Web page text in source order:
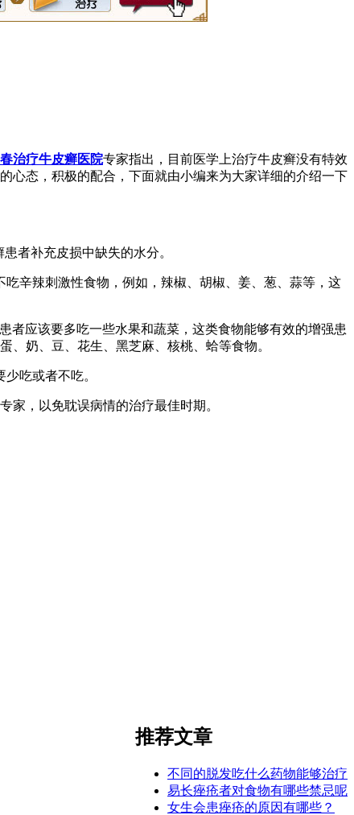
治疗牛皮癣医院专家指出，目前医学上治疗牛皮癣没有特效
心态，积极的配合，下面就由小编来为大家详细的介绍一下
者补充皮损中缺失的水分。
辛辣刺激性食物，例如，辣椒、胡椒、姜、葱、蒜等，这
者应该要多吃一些水果和蔬菜，这类食物能够有效的增强患
奶、豆、花生、黑芝麻、核桃、蛤等食物。
吃或者不吃。
家，以免耽误病情的治疗最佳时期。
推荐文章
不同的脱发吃什么药物能够治疗
易长痤疮者对食物有哪些禁忌呢
女生会患痤疮的原因有哪些？